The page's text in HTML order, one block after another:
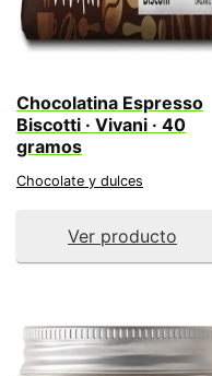
Chocolatina Espresso
Biscotti · Vivani · 40
gramos
Chocolate y dulces
Ver producto